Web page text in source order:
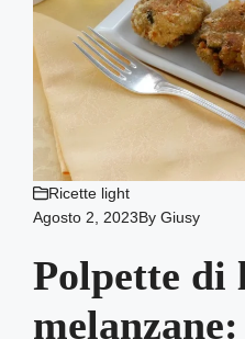
Ricette light
Agosto 2, 2023ByGiusy
Polpette di